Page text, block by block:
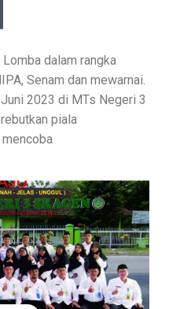
Lomba dalam rangka
Senam dan mewarnai.
2023 di MTs Negeri 3
piala